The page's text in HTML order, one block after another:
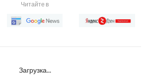
Читайте в
Загрузка...